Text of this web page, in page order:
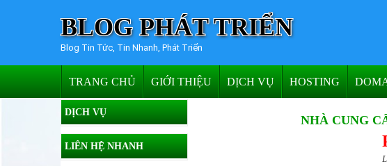
BLOG PHÁT TRIỂN
Blog Tin Tức, Tin Nhanh, Phát Triển
TRANG CHỦ GIỚI THIỆU DỊCH VỤ HOSTING
NHÀ CUNG
DỊCH VỤ
LIÊN HỆ NHANH